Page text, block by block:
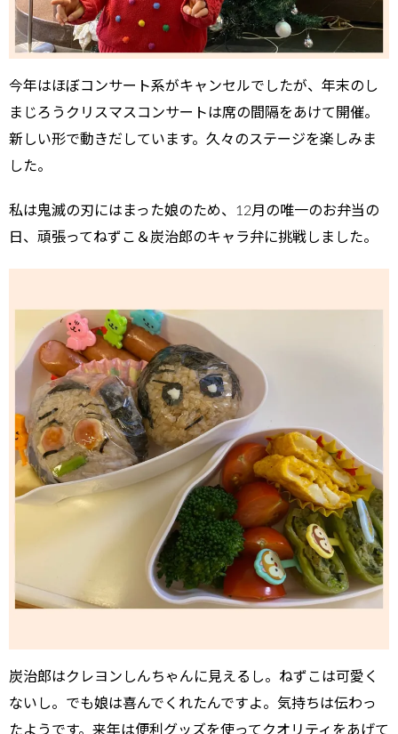
今年はほぼコンサート系がキャンセルでしたが、年末のし
まじろうクリスマスコンサートは席の間隔をあけて開催。
新しい形で動きだしています。久々のステージを楽しみま
した。
私は鬼滅の刃にはまった娘のため、12月の唯一のお弁当の
日、頑張ってねずこ＆炭治郎のキャラ弁に挑戦しました。
炭治郎はクレヨンしんちゃんに見えるし。ねずこは可愛く
ないし。でも娘は喜んでくれたんですよ。気持ちは伝わっ
たようです。来年は便利グッズを使ってクオリティをあげて